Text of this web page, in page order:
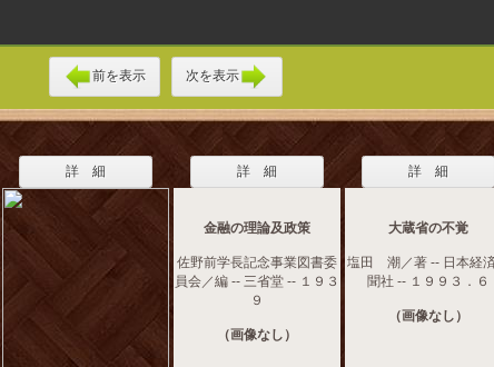
前を表示 次を表示
詳 細 詳 細
金融の理論及政策
佐野前学長記念事業図書委
員会／編 -- 三省堂 -- １９３
９
（画像なし）
詳 細
大蔵省の不覚
塩田 潮／著 -- 日本経
聞社 -- １９９３．６
（画像なし）